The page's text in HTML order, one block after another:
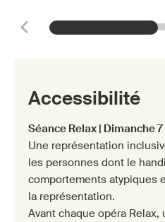
Accessibilité
Séance Relax | Dimanche 7
Une représentation
les personnes dont le
comportements atypiques
la représentation.
Avant chaque opéra Relax,